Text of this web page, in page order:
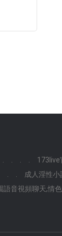
173live
成人淫性小
語音視頻聊天,情